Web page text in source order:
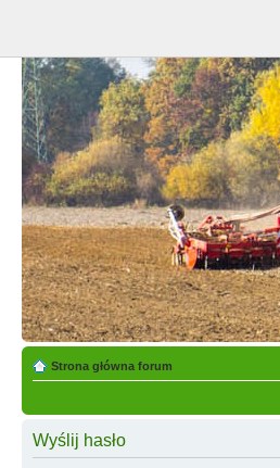
Strona główna forum
Wyślij hasło